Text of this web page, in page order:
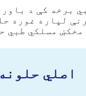
برخه کې د
لپاره غوره
اصلي حلونه